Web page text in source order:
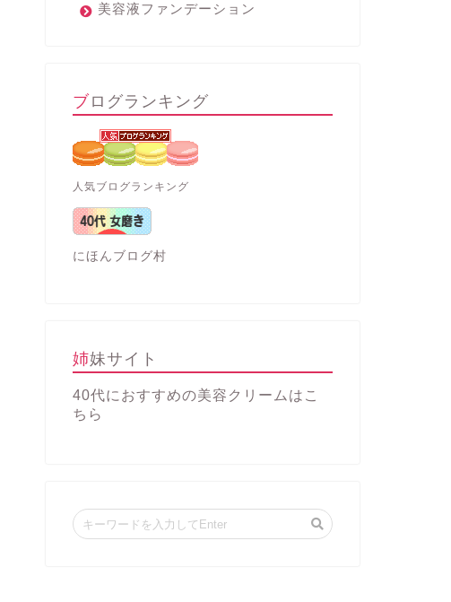
美容液ファンデーション
ブログランキング
人気ブログランキング
にほんブログ村
姉妹サイト
40代におすすめの美容クリームはこ
ちら